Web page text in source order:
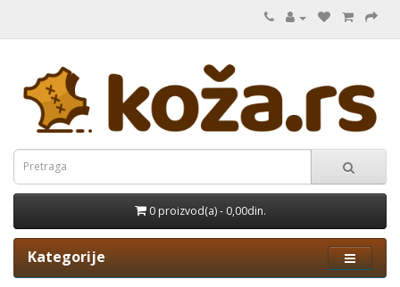
0 proizvod(a) - 0,00din.
Kategorije